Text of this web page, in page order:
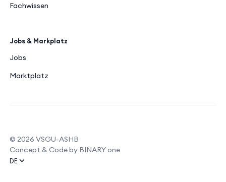
Fachwissen
Jobs & Markplatz
Jobs
Marktplatz
© 2026 VSGU-ASHB
Concept & Code by BINARY one
DE